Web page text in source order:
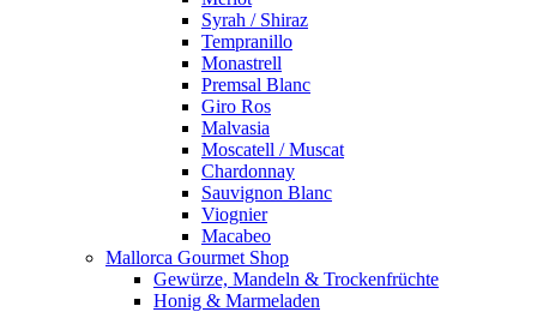
Syrah / Shiraz
Tempranillo
Monastrell
Premsal Blanc
Giro Ros
Malvasia
Moscatell / Muscat
Chardonnay
Sauvignon Blanc
Viognier
Macabeo
Mallorca Gourmet Shop
Gewürze, Mandeln & Trockenfrüchte
Honig & Marmeladen